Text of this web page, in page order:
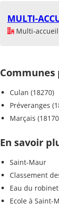
MULTI-
Multi-
Communes
Culan (18270)
Préveranges
Marçais
En savoir
Saint-Maur
Classement
Eau du
Ecole à Saint-